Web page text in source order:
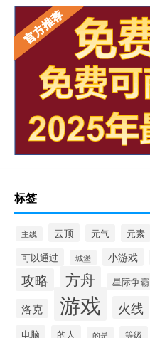
标签
主线 云顶 元气 元素
可以通过
城堡 小游戏
攻略
方舟 星际争霸
洛克 游戏 火线
电脑 的人 的是 等级